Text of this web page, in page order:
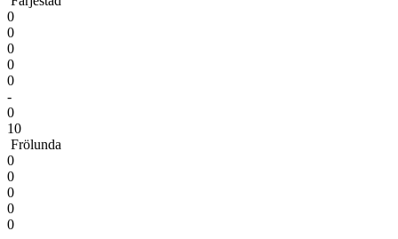
0
0
0
0
0
-
0
10
Frölunda
0
0
0
0
0